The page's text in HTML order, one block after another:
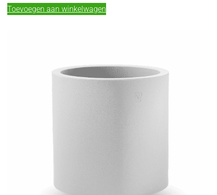
Toevoegen aan winkelwagen